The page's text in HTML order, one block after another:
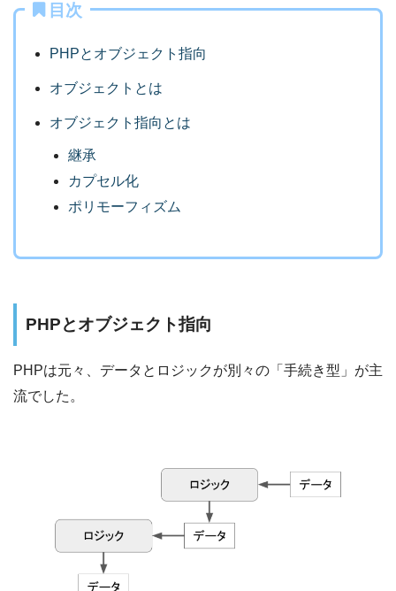
目次
PHPとオブジェクト指向
オブジェクトとは
オブジェクト指向とは
継承
カプセル化
ポリモーフィズム
PHPとオブジェクト指向
PHPは元々、データとロジックが別々の「手続き型」が主
流でした。